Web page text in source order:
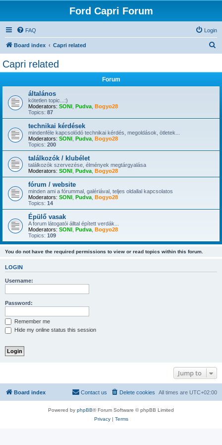
Ford Capri Forum
FAQ Login
Board index Capri related
Capri related
Forum
általános
kötetlen topic...:)
Moderators: SONI Pudva Bogyo28
Topics: 87
technikai kérdések
mindenféle kapcsolódó technikai kérdés, megoldások, ötletek...
Moderators: SONI Pudva Bogyo28
Topics: 200
találkozók / klubélet
találkozók szervezése, élmények megtárgyalása
Moderators: SONI Pudva Bogyo28
fórum / website
minden ami a fórummal, galériával, teljes oldallal kapcsolatos
Moderators: SONI Pudva Bogyo28
Topics: 14
Épülő vasak
A forum látogatói álltal épített verdák...
Moderators: SONI Pudva Bogyo28
Topics: 109
You do not have the required permissions to view or read topics within this forum.
LOGIN
Username:
Password:
Remember me
Hide my online status this session
Jump to
Board index All times are UTC+02:00
Delete cookies
Contact us
Powered by phpBB® Forum Software © phpBB Limited
Privacy| Terms